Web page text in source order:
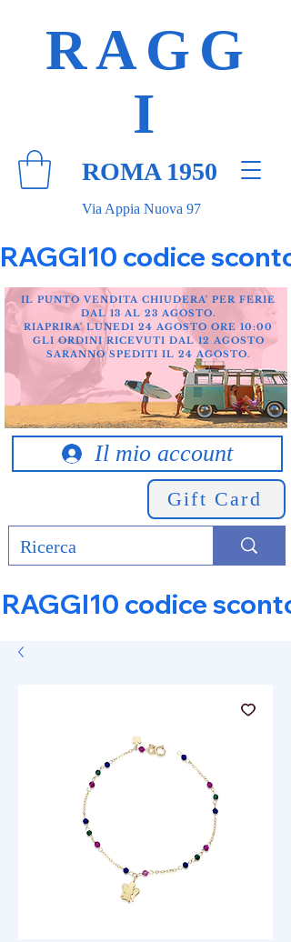
Via Appia Nuova 97
RAGG
I
ROMA 1950
RAGGI10 codice
Il mio account
Gift Card
IL PUNTO VENDITA CHIUDERA' PER FERIE
DAL 13 AL 23 AGOSTO.
RIAPRIRA' LUNEDI 24 AGOSTO ORE 10:00
GLI ORDINI RICEVUTI DAL 12 AGOSTO
SARANNO SPEDITI IL 24 AGOSTO.
RAGGI10 codice